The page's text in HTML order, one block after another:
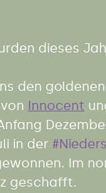
dieses
den
von Innocent
in der
Im
geschafft.